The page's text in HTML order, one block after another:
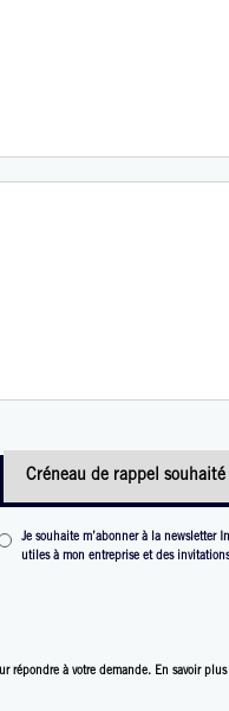
Je souhaite m’abonner à la newsletter
utiles à mon entreprise et des
répondre à votre demande. En savoir